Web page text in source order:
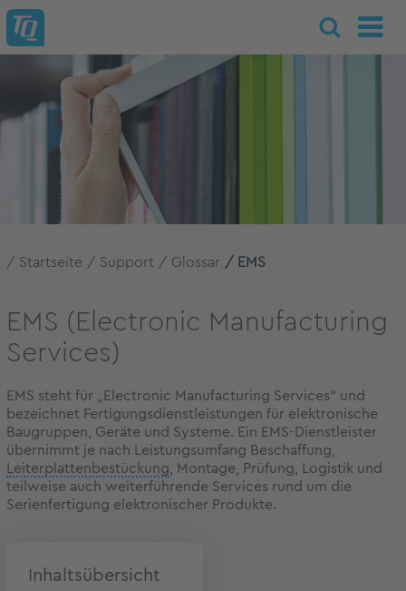
Startseite Support Glossar EMS
EMS (Electronic Manufacturing
Services)
EMS steht für „Electronic Manufacturing Services“ und
bezeichnet Fertigungsdienstleistungen für elektronische
Baugruppen, Geräte und Systeme. Ein EMS-Dienstleister
übernimmt je nach Leistungsumfang Beschaffung,
Leiterplattenbestückung , Montage, Prüfung, Logistik und
teilweise auch weiterführende Services rund um die
Serienfertigung elektronischer Produkte.
Inhaltsübersicht